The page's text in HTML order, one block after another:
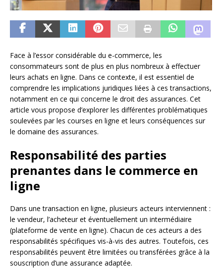
Face à l’essor considérable du e-commerce, les
consommateurs sont de plus en plus nombreux à effectuer
leurs achats en ligne. Dans ce contexte, il est essentiel de
comprendre les implications juridiques liées à ces transactions,
notamment en ce qui concerne le droit des assurances. Cet
article vous propose d’explorer les différentes problématiques
soulevées par les courses en ligne et leurs conséquences sur
le domaine des assurances.
Responsabilité des parties
prenantes dans le commerce en
ligne
Dans une transaction en ligne, plusieurs acteurs interviennent :
le vendeur, l’acheteur et éventuellement un intermédiaire
(plateforme de vente en ligne). Chacun de ces acteurs a des
responsabilités spécifiques vis-à-vis des autres. Toutefois, ces
responsabilités peuvent être limitées ou transférées grâce à la
souscription d’une assurance adaptée.